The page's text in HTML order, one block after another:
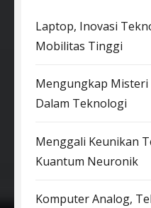
Laptop, Inovasi
Mobilitas Tinggi
Mengungkap
Dalam Teknologi
Menggali Keunikan
Kuantum Neuronik
Komputer Analog,